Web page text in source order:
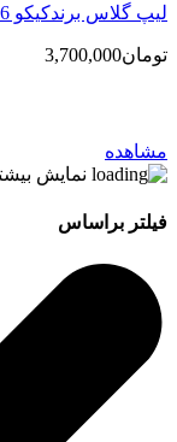
لیپ گلاس‌ برندکیکو 06 |kikoMilano3D Hydra Lipgloss 06
تومان3,700,000
مشاهده
نمایش
فیلتر براساس